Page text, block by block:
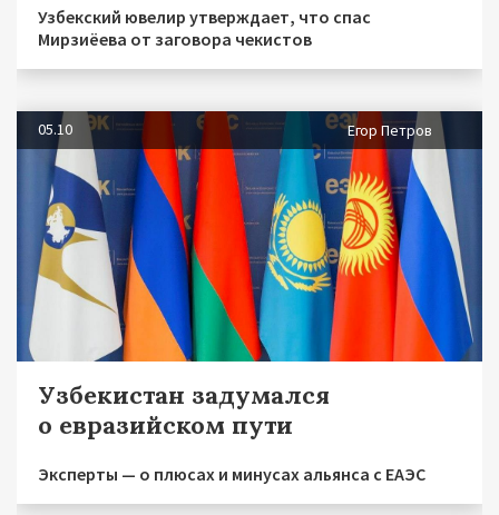
Узбекский ювелир утверждает, что спас
Мирзиёева от заговора чекистов
05.10 Егор Петров
Узбекистан задумался
о евразийском пути
Эксперты — о плюсах и минусах альянса с ЕАЭС